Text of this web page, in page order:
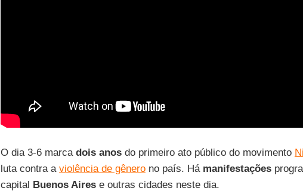
O dia 3-6 marca dois anosdo primeiro ato público do movimento
luta contra a violência de gênerono país. Há manifestações
capital Buenos Airese outras cidades neste dia.